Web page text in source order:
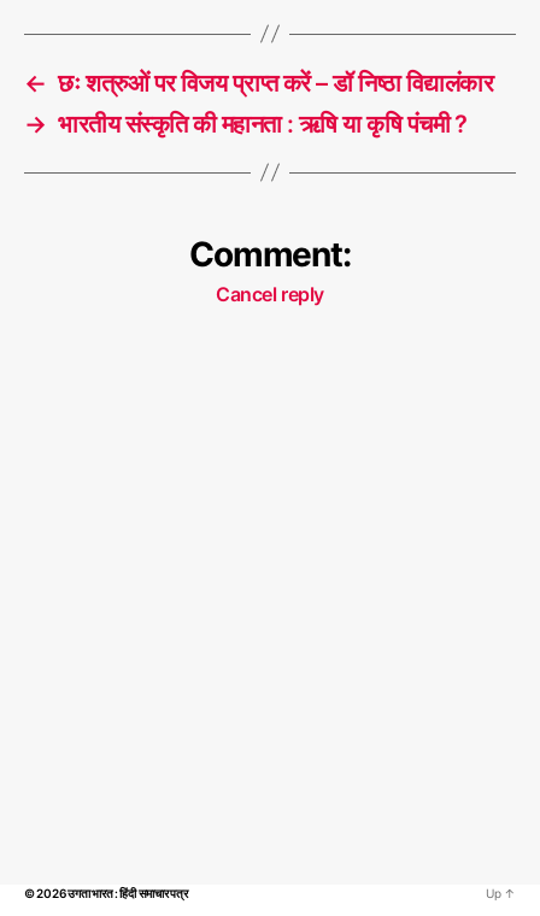
← छः शत्रुओं पर विजय प्राप्त करें – डॉ निष्ठा विद्यालंकार
→ भारतीय संस्कृति की महानता : ऋषि या कृषि पंचमी ?
Comment:
Cancel reply
© 2026उगता भारत : हिंदी समाचार पत्र Up ↑